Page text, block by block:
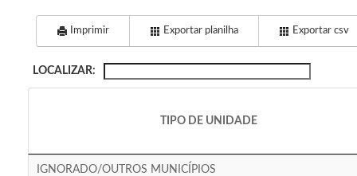
Imprimir Exportar planilha Exportar csv
LOCALIZAR:
TIPO DE UNIDADE
IGNORADO/OUTROS MUNICÍPIOS